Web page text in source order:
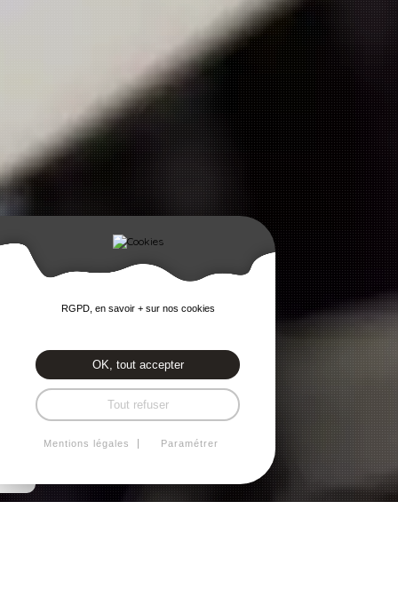
RGPD, en savoir + sur nos cookies
OK, tout accepter
Tout refuser
Mentions légales Paramétrer